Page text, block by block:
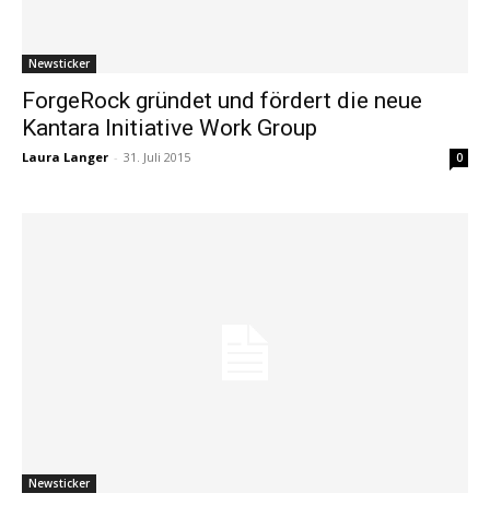
Newsticker
ForgeRock gründet und fördert die neue
Kantara Initiative Work Group
Laura Langer - 31. Juli 2015 0
Newsticker